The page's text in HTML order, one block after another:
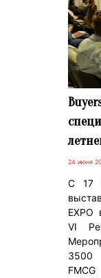
24 июня
С 17
EXPO
VI
3500